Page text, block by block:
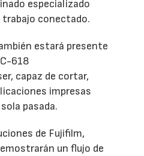
especializado
trabajo conectado.
estará presente
618
capaz de cortar,
impresas
pasada.
de Fujifilm,
un flujo de